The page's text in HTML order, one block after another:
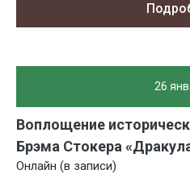
26
Воплощение
Брэма Стокера
Онлайн (в записи)